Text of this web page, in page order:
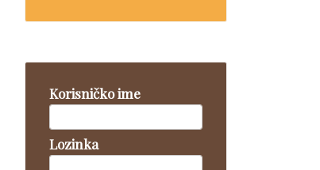
Korisničko ime
Lozinka